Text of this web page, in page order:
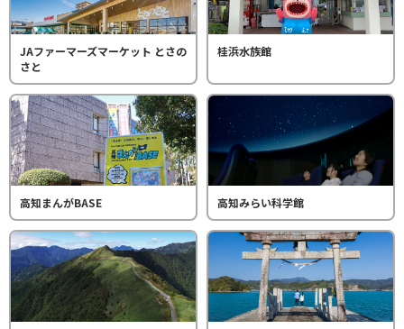
JAファーマーズマーケット とさの
さと
桂浜水族館
高知まんがBASE 高知みらい科学館